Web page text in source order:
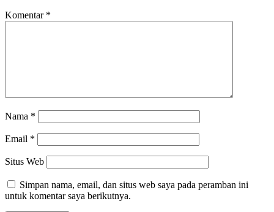
Komentar *
Nama *
Email *
Situs Web
Simpan nama, email, dan situs web saya pada peramban ini
untuk komentar saya berikutnya.